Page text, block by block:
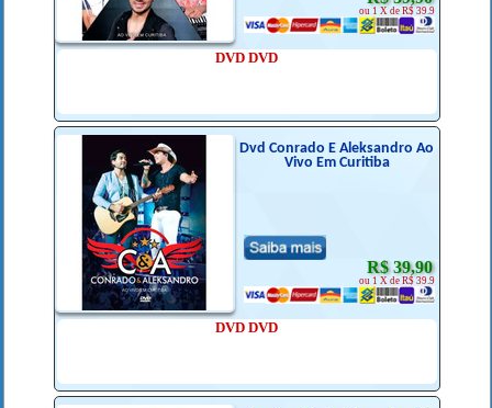
ou 1 X de R$ 39.9
DVD DVD
Dvd Conrado E Aleksandro Ao
Vivo Em Curitiba
R$ 39,90
ou 1 X de R$ 39.9
DVD DVD